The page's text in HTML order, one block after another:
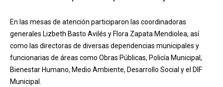
En las mesas de atención participaron las coordinadoras
generales Lizbeth Basto Avilés y Flora Zapata Mendiolea, así
como las directoras de diversas dependencias municipales y
funcionarias de áreas como Obras Públicas, Policía Municipal,
Bienestar Humano, Medio Ambiente, Desarrollo Social y el DIF
Municipal.